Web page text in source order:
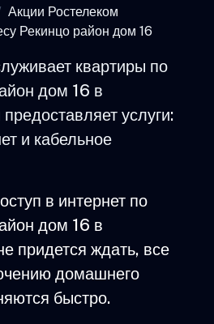
Акции Ростелеком
Рекинцо район дом 16
квартиры по
дом 16 в
услуги:
и кабельное
в интернет по
дом 16 в
придется ждать, все
домашнего
быстро.